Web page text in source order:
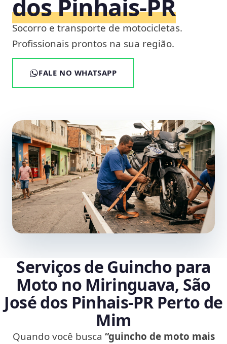
dos Pinhais‑PR
Socorro e transporte de motocicletas.
Profissionais prontos na sua região.
FALE NO WHATSAPP
Serviços de Guincho para
Moto no Miringuava, São
José dos Pinhais‑PR Perto de
Mim
Quando você busca “guincho de moto mais